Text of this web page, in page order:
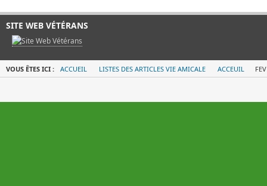
SITE WEB VÉTÉRANS
VOUS ÊTES ICI : ACCUEIL LISTES DES ARTICLES VIE AMICALE ACCEUIL